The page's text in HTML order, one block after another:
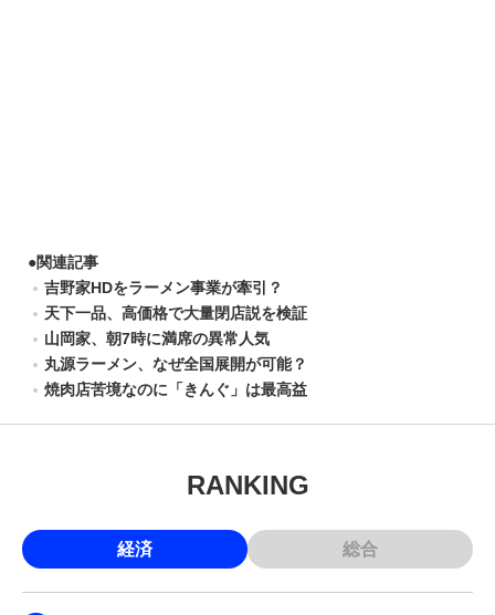
●関連記事
吉野家HDをラーメン事業が牽引？
天下一品、高価格で大量閉店説を検証
山岡家、朝7時に満席の異常人気
丸源ラーメン、なぜ全国展開が可能？
焼肉店苦境なのに「きんぐ」は最高益
RANKING
経済 総合